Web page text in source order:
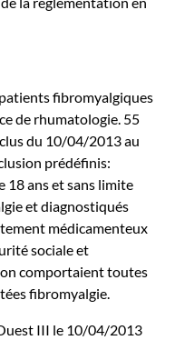
fibromyalgiques
de rhumatologie. 55
du 10/04/2013 au
prédéfinis:
18 ans et sans limite
et diagnostiqués
médicamenteux
sociale et
comportaient toutes
fibromyalgie.
III le 10/04/2013